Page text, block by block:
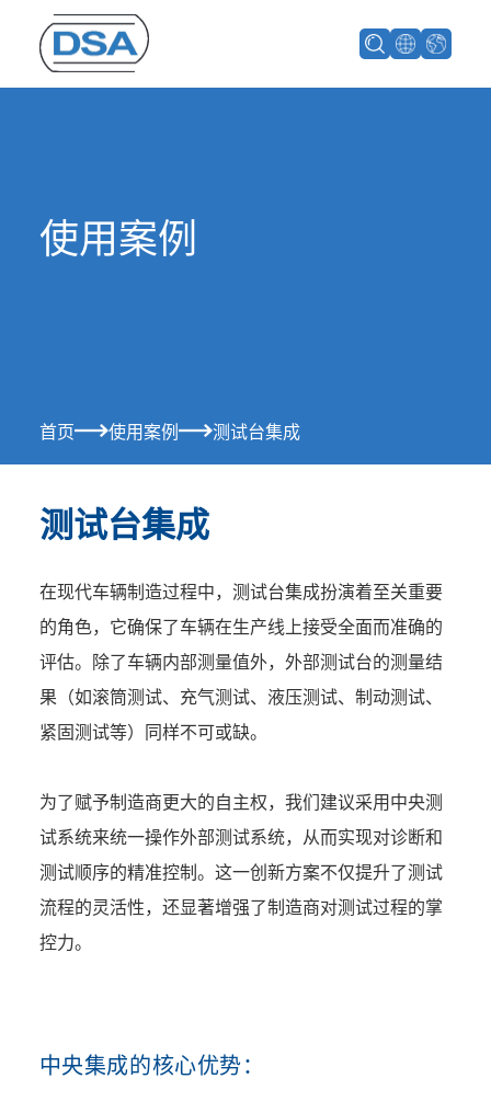
使用案例
首页 使用案例 测试台集成
测试台集成
在现代车辆制造过程中，测试台集成扮演着至关重要
的角色，它确保了车辆在生产线上接受全面而准确的
评估。除了车辆内部测量值外，外部测试台的测量结
果（如滚筒测试、充气测试、液压测试、制动测试、
紧固测试等）同样不可或缺。
为了赋予制造商更大的自主权，我们建议采用中央测
试系统来统一操作外部测试系统，从而实现对诊断和
测试顺序的精准控制。这一创新方案不仅提升了测试
流程的灵活性，还显著增强了制造商对测试过程的掌
控力。
中央集成的核心优势：